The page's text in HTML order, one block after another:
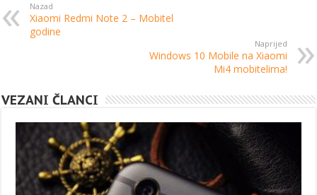
Nazad
Xiaomi Redmi Note 2 – Mobitel
godine
Naprijed
Windows 10 Mobile na Xiaomi
Mi4 mobitelima!
VEZANI ČLANCI